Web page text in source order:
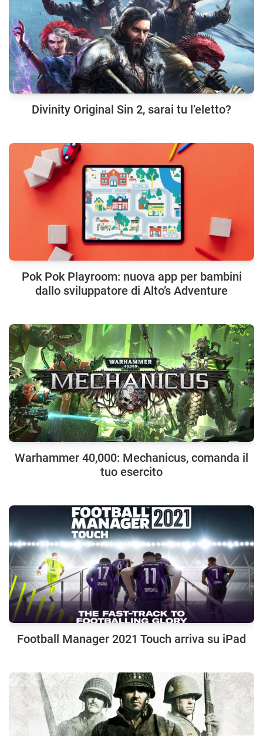
Divinity Original Sin 2, sarai tu l’eletto?
Pok Pok Playroom: nuova app per bambini
dallo sviluppatore di Alto’s Adventure
Warhammer 40,000: Mechanicus, comanda il
tuo esercito
Football Manager 2021 Touch arriva su iPad